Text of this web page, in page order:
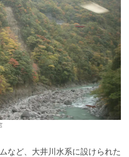
など、大井川水系に設けられた